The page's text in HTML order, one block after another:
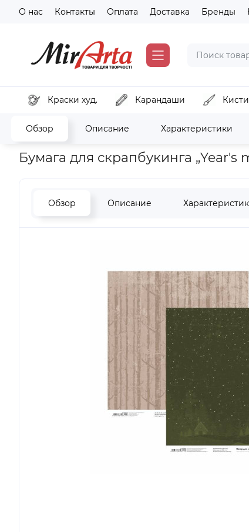
О нас Контакты Оплата Доставка Бренды
Краски худ. Карандаши Кисти
Обзор Описание Характеристики
Главная Хобби и декор Скрапбукинг, кардмейкинг
Бумага для скрапбукинга „Year's
Обзор Описание